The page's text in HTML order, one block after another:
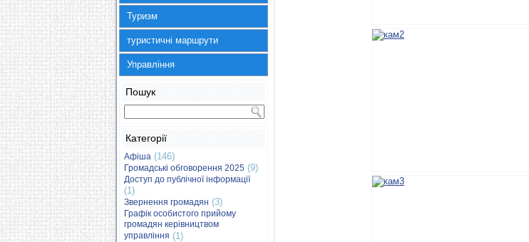
Туризм
туристичні маршрути
Управління
Пошук
Категорії
Афіша (146)
Громадські обговорення 2025 (9)
Доступ до публічної інформації
(1)
Звернення громадян (3)
Графік особистого прийому
громадян керівництвом
управління (1)